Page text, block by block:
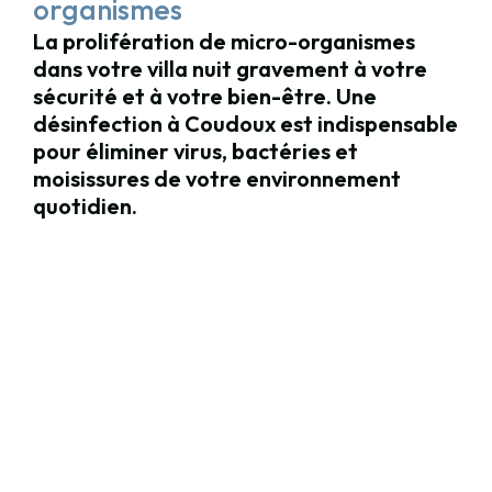
organismes
La prolifération de micro-organismes
dans votre villa nuit gravement à votre
sécurité et à votre bien-être. Une
désinfection à Coudoux est indispensable
pour éliminer virus, bactéries et
moisissures de votre environnement
quotidien.